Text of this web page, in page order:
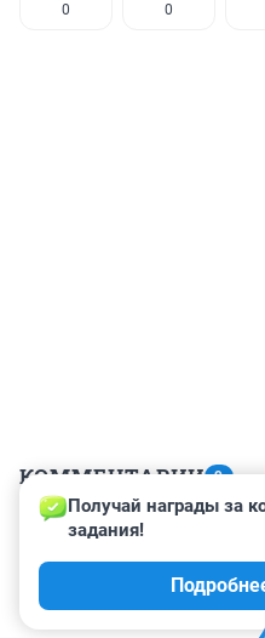
0 0
КОММЕНТАРИИ 9
Гость
Усс виноват, не иначе
Получай награды за
задания!